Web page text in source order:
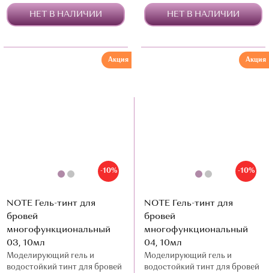
НЕТ В НАЛИЧИИ НЕТ В НАЛИЧИИ
-10%
Акция
NOTE Гель-тинт для
бровей
многофункциональный
03, 10мл
Моделирующий гель и
водостойкий тинт для бровей
-10%
Акция
NOTE Гель-тинт для
бровей
многофункциональный
04, 10мл
Моделирующий гель и
водостойкий тинт для бровей